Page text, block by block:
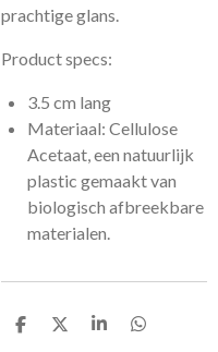
prachtige glans.
Product specs:
3.5 cm lang
Materiaal: Cellulose
Acetaat, een natuurlijk
plastic gemaakt van
biologisch afbreekbare
materialen.
D
D
S
D